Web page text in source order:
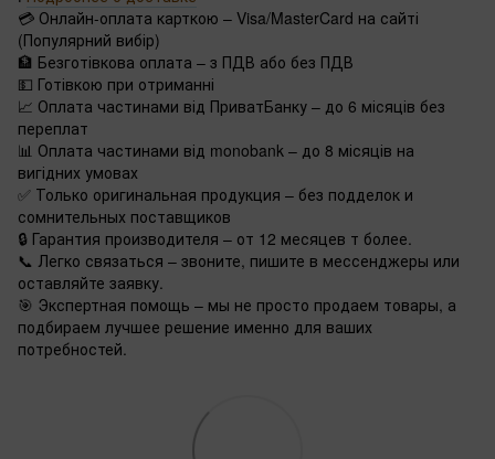
💳 Онлайн-оплата карткою – Visa/MasterCard на сайті
(Популярний вибір)
🏦 Безготівкова оплата – з ПДВ або без ПДВ
💵 Готівкою при отриманні
📈 Оплата частинами від ПриватБанку – до 6 місяців без
переплат
📊 Оплата частинами від monobank – до 8 місяців на
вигідних умовах
✅ Только оригинальная продукция – без подделок и
сомнительных поставщиков
🔒 Гарантия производителя – от 12 месяцев т более.
📞 Легко связаться – звоните, пишите в мессенджеры или
оставляйте заявку.
🎯 Экспертная помощь – мы не просто продаем товары, а
подбираем лучшее решение именно для ваших
потребностей.